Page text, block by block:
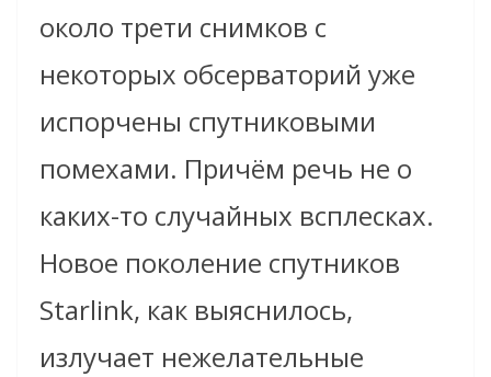
около трети снимков с
некоторых обсерваторий уже
испорчены спутниковыми
помехами. Причём речь не о
каких-то случайных всплесках.
Новое поколение спутников
Starlink, как выяснилось,
излучает нежелательные